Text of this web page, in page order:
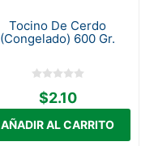
Tocino De Cerdo
(Congelado) 600 Gr.
$2.10